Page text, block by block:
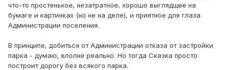
что-то простенькое, незатратное, хорошо выглядщее на
бумаге и картинках (но не на деле), и приятное для глаза
Администрации поселения.
В принципе, добиться от Администрации отказа от застройки
парка - думаю, вполне реально. Но тогда Сказка просто
построит дорогу без всякого парка.